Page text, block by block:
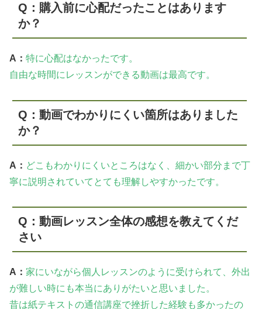
Q：購入前に心配だったことはあります
か？
A： 特に心配はなかったです。
自由な時間にレッスンができる動画は最高です。
Q：動画でわかりにくい箇所はありました
か？
A： どこもわかりにくいところはなく、細かい部分まで丁
寧に説明されていてとても理解しやすかったです。
Q：動画レッスン全体の感想を教えてくだ
さい
A： 家にいながら個人レッスンのように受けられて、外出
が難しい時にも本当にありがたいと思いました。
昔は紙テキストの通信講座で挫折した経験も多かったの